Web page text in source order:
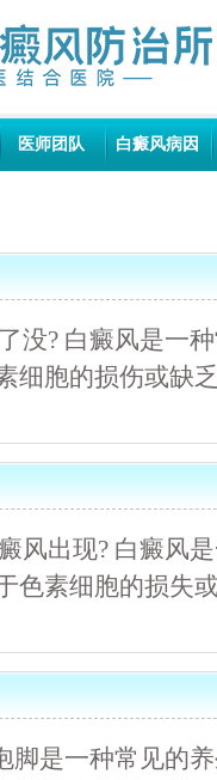
医师团队 白癜风病因
没? 白癜风是一
细胞的损伤或缺
风出现? 白癜风
色素细胞的损失
脚是一种常见的